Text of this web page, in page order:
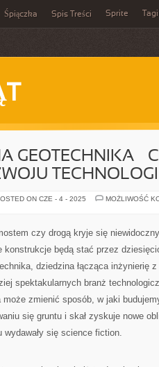
Śpiączka Spis Treści Sprite Tagi
GEOTECHNIKA –
ON CZE - 4 - 2025
MOŻLIWOŚĆ
czy drogą kryje się
będą stać przez
dziedzina łącząca inżynierię
spektakularnych branż
może zmienić sposób, w jaki
się gruntu i skał zyskuje nowe
się science fiction.